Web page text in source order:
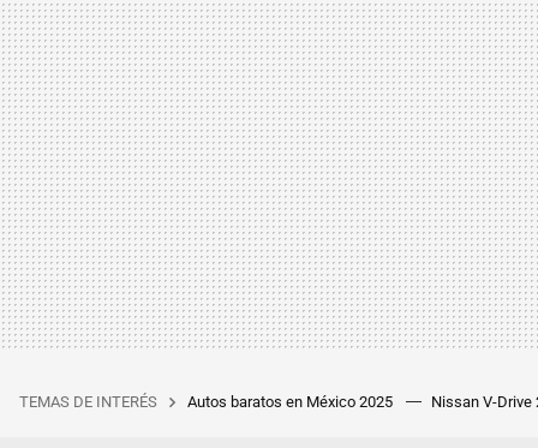
TEMAS DE INTERÉS Autos baratos en México 2025 Nissan V-Drive